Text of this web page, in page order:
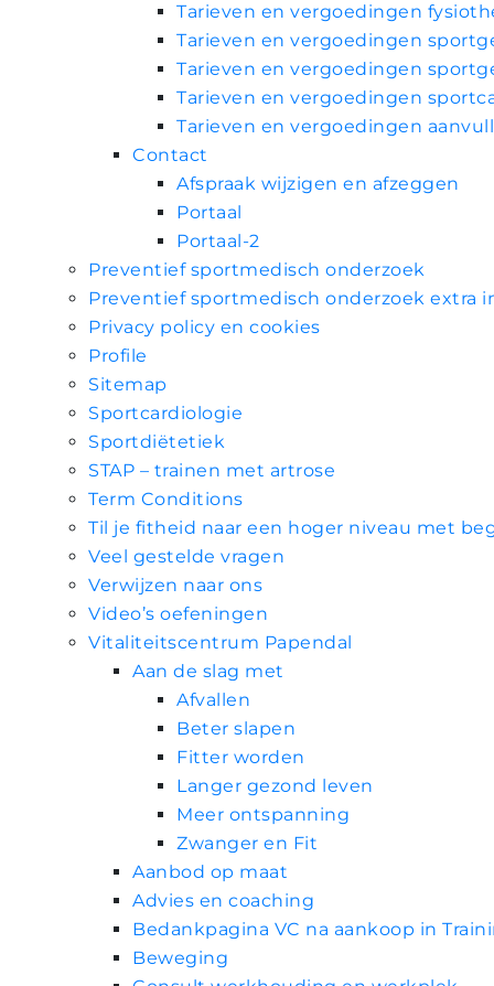
Tarieven en vergoedingen
Tarieven en vergoedingen
Tarieven en vergoedingen
Tarieven en vergoedingen
Tarieven en vergoedingen
Contact
Afspraak wijzigen en afzeggen
Portaal
Portaal-2
Preventief sportmedisch onderzoek
Preventief sportmedisch onderzoek extra
Privacy policy en cookies
Profile
Sitemap
Sportcardiologie
Sportdiëtetiek
STAP – trainen met artrose
Term Conditions
Til je fitheid naar een hoger niveau met
Veel gestelde vragen
Verwijzen naar ons
Video’s oefeningen
Vitaliteitscentrum Papendal
Aan de slag met
Afvallen
Beter slapen
Fitter worden
Langer gezond leven
Meer ontspanning
Zwanger en Fit
Aanbod op maat
Advies en coaching
Bedankpagina VC na aankoop in
Beweging